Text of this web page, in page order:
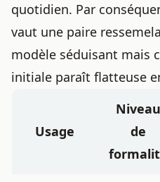
quotidien. Par
vaut une paire
modèle séduisant mais
initiale paraît flatteuse
Usage
Niveau
de